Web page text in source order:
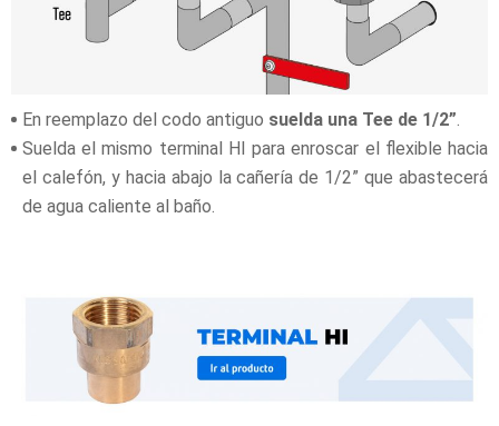
En reemplazo del codo antiguo suelda una Tee de 1/2”
Suelda el mismo terminal HI para enroscar el flexible hacia
el calefón, y hacia abajo la cañería de 1/2” que abastecerá
de agua caliente al baño.